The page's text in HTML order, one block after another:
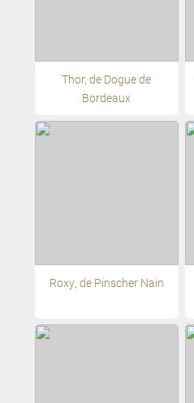
Thor, de Dogue de
Bordeaux
Roxy, de Pinscher Nain